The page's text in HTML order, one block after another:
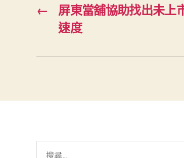
←
屏東當舖協助找出未上
速度